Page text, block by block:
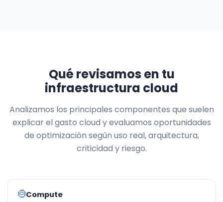
Qué revisamos en tu
infraestructura cloud
Analizamos los principales componentes que suelen
explicar el gasto cloud y evaluamos oportunidades
de optimización según uso real, arquitectura,
criticidad y riesgo.
Compute